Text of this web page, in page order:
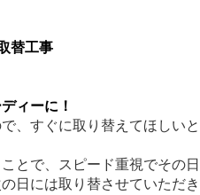
替工事
ィーに！
、すぐに取り替えてほしいと
とで、スピード重視でその日
日には取り替させていただき